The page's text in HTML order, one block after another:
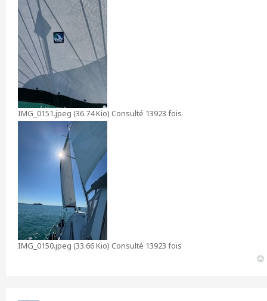
IMG_0151.jpeg (36.74 Kio) Consulté 13923 fois
IMG_0150.jpeg (33.66 Kio) Consulté 13923 fois